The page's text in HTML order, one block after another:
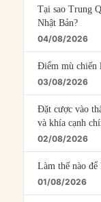
Tại sao Trung
Nhật Bản?
04/08/2026
Điểm mù chiến
03/08/2026
Đặt cược vào
và khía cạnh
02/08/2026
Làm thế nào
01/08/2026